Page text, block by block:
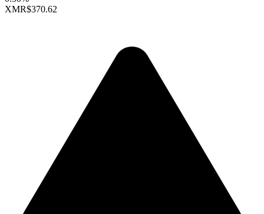
XMR$370.62